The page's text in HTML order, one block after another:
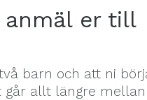
er till
barn och att ni
går allt längre